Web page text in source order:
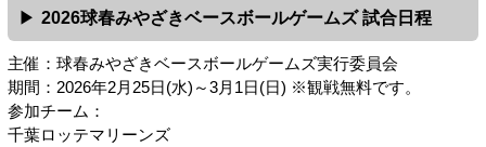
2026球春みやざきベースボールゲームズ 試合日程
主催：球春みやざきベースボールゲームズ実行委員会
期間：2026年2月25日(水)～3月1日(日) ※観戦無料です。
参加チーム：
千葉ロッテマリーンズ